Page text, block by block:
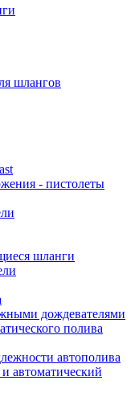
шлангов
- пистолеты
шланги
дождевателями
полива
автополива
автоматический